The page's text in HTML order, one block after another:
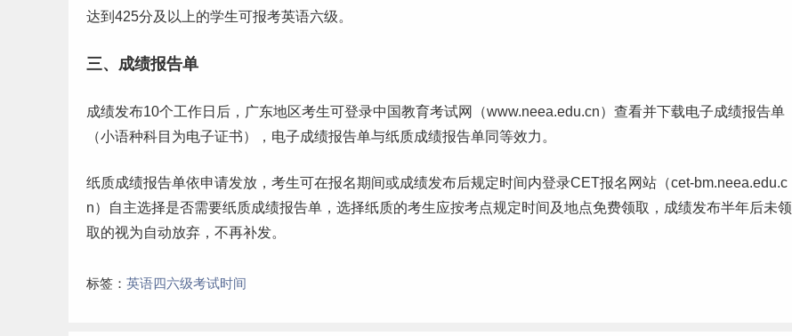
达到425分及以上的学生可报考英语六级。
三、成绩报告单
成绩发布10个工作日后，广东地区考生可登录中国教育考试网（www.neea.edu.cn）查看并下载电子成绩报告单
（小语种科目为电子证书），电子成绩报告单与纸质成绩报告单同等效力。
纸质成绩报告单依申请发放，考生可在报名期间或成绩发布后规定时间内登录CET报名网站（cet-bm.neea.edu.c
n）自主选择是否需要纸质成绩报告单，选择纸质的考生应按考点规定时间及地点免费领取，成绩发布半年后未领
取的视为自动放弃，不再补发。
标签： 英语四六级考试时间